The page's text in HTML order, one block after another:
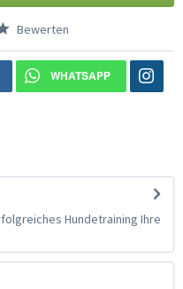
Bewerten
WHATSAPP
Hundetraining Ihre